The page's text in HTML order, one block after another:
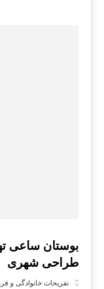
بوستان ساعی
طراحی شهری
تفریحات خانوادگی و